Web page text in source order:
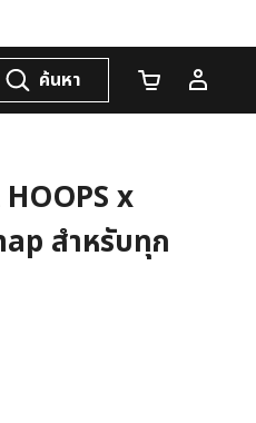
ค้นหา จำนวนรถเข็น
x
สำหรับทุก